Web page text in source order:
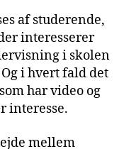
af studerende,
interesserer
i skolen
i hvert fald det
har video og
interesse.
mellem